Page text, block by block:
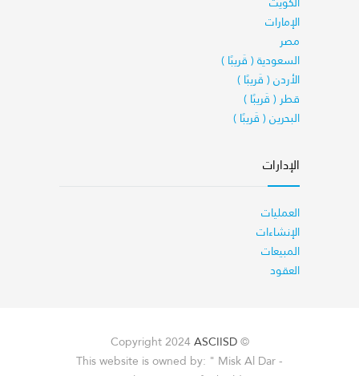
الإمارات
مصر
السعودية ( قَريبًا )
الأردن ( قَريبًا )
قطر ( قَريبًا )
البحرين ( قَريبًا )
الإدارات
العمليات
الإنشاءات
المبيعات
العقود
© Copyright 2024
ASCIISD
This website is owned by: " Misk Al Dar -